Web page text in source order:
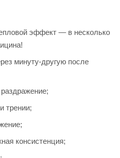
эффект — в несколько
минуту-другую после
трении;
консистенция;